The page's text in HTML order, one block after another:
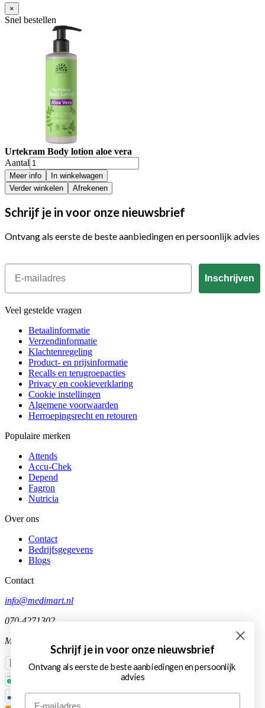
×
Snel bestellen
Urtekram Body lotion aloe vera
Aantal
Meer info
In winkelwagen
Verder winkelen
Afrekenen
Schrijf je in voor onze nieuwsbrief
Ontvang als eerste de beste aanbiedingen en persoonlijk advies
Email
Inschrijven
Veel gestelde vragen
Betaalinformatie
Verzendinformatie
Klachtenregeling
Product- en prijsinformatie
Recalls en terugroepacties
Privacy en cookieverklaring
Cookie instellingen
Algemene voorwaarden
Herroepingsrecht en retouren
Populaire merken
Attends
Accu-Chek
Depend
Fagron
Nutricia
Over ons
Contact
Bedrijfsgegevens
Blogs
Contact
info@medimart.nl
070-4271302
Ma-Vr 10:00-12:00
Schrijf je in voor onze nieuwsbrief
Ontvang als eerste de beste aanbiedingen en persoonlijk
advies
Email